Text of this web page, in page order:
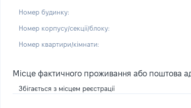
Номер будинку:
Номер корпусу/секції/блоку:
Номер квартири/кімнати:
Місце фактичного проживання або поштова
Збігається з місцем реєстрації